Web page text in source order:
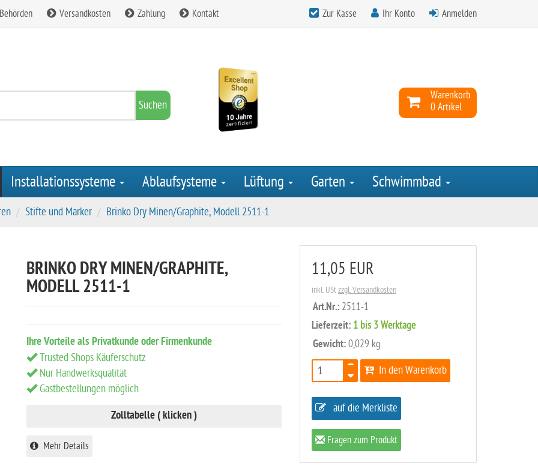
Versandkosten Zahlung Kontakt Zur Kasse Ihr Konto Anmelden
Suchen
Warenkorb
0 Artikel
Installationssysteme Ablaufsysteme Lüftung Garten Schwimmbad
Stifte und Marker Brinko Dry Minen/Graphite, Modell 2511-1
11,05 EUR
inkl. UStzzgl. Versandkosten
Art.Nr.: 2511-1
Lieferzeit: 1 bis 3 Werktage
Gewicht: 0,029 kg
In den Warenkorb
auf die Merkliste
Fragen zum Produkt
BRINKO DRY MINEN/GRAPHITE,
MODELL 2511-1
Ihre Vorteile als Privatkunde oder Firmenkunde
Trusted Shops Käuferschutz
Nur Handwerksqualität
Gastbestellungen möglich
Zolltabelle ( klicken )
Mehr Details